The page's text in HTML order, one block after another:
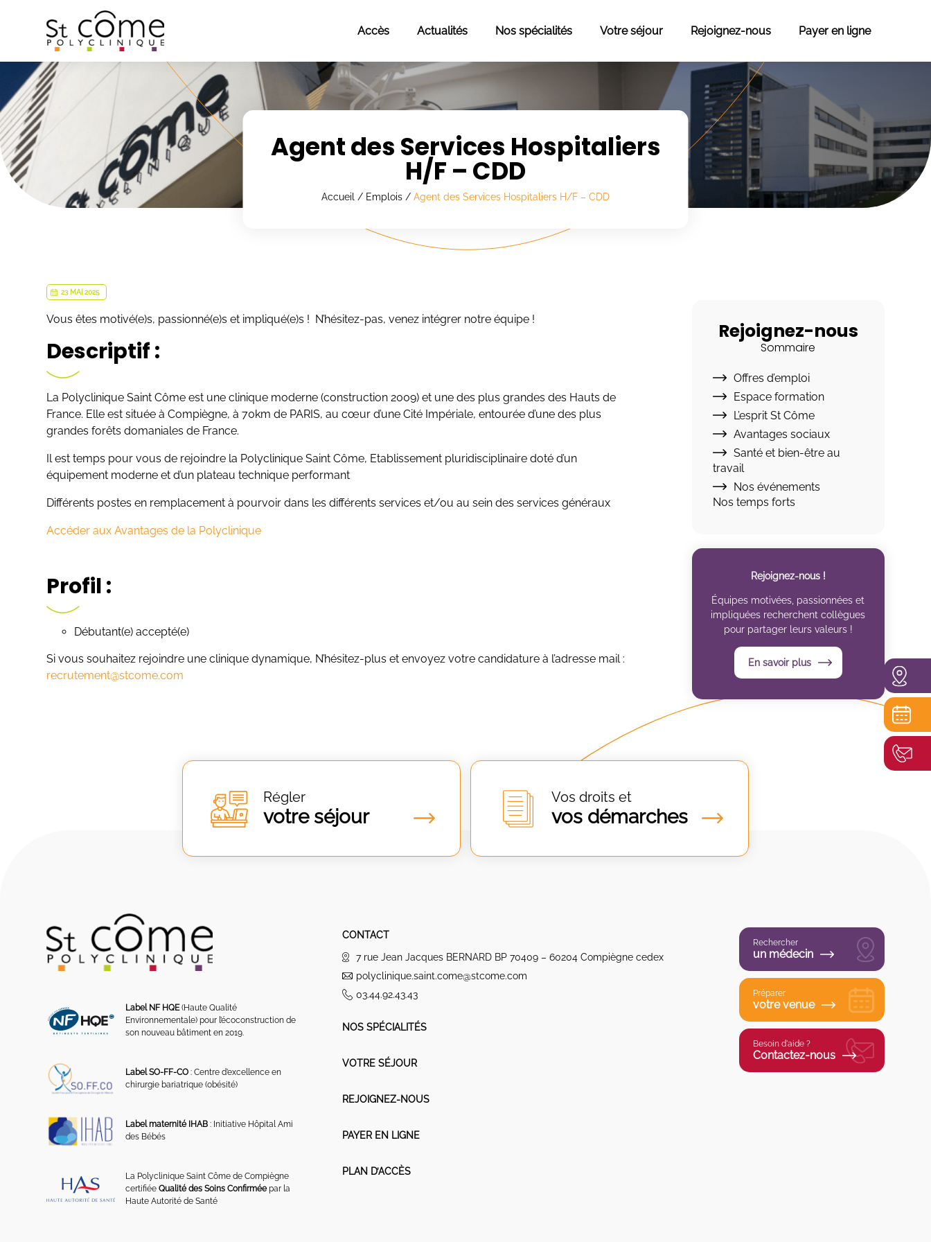
Accès Actualités Nos spécialités Votre séjour Rejoignez-nous Payer en ligne
Agent des Services Hospitaliers
H/F – CDD
Accueil / Emplois / Agent des Services Hospitaliers H/F – CDD
23 MAI 2025
Vous êtes motivé(e)s, passionné(e)s et impliqué(e)s ! N’hésitez-pas, venez intégrer notre équipe !
Descriptif :
La Polyclinique Saint Côme est une clinique moderne (construction 2009) et une des plus grandes des Hauts de
France. Elle est située à Compiègne, à 70km de PARIS, au cœur d’une Cité Impériale, entourée d’une des plus
grandes forêts domaniales de France.
Il est temps pour vous de rejoindre la Polyclinique Saint Côme, Etablissement pluridisciplinaire doté d’un
équipement moderne et d’un plateau technique performant
Différents postes en remplacement à pourvoir dans les différents services et/ou au sein des services généraux
Accéder aux Avantages de la Polyclinique
Profil :
Débutant(e) accepté(e)
Si vous souhaitez rejoindre une clinique dynamique, N’hésitez-plus et envoyez votre candidature à l’adresse mail :
recrutement@stcome.com
Rejoignez-nous
Sommaire
Offres d’emploi
Espace formation
L’esprit St Côme
Avantages sociaux
Santé et bien-être au
travail
Nos événements
Nos temps forts
Rejoignez-nous !
Équipes motivées, passionnées et
impliquées recherchent collègues
pour partager leurs valeurs !
En savoir plus
Régler
votre séjour
Vos droits et
vos démarches
Label NF HQE(Haute Qualité
Environnementale) pour l’écoconstruction de
son nouveau bâtiment en 2019.
Label SO-FF-CO : Centre d’excellence en
chirurgie bariatrique (obésité)
Label maternité IHAB : Initiative Hôpital Ami
des Bébés
La Polyclinique Saint Côme de Compiègne
certifiéeQualité des Soins Confirméepar la
Haute Autorité de Santé
CONTACT
7 rue Jean Jacques BERNARD BP 70409 – 60204 Compiègne cedex
polyclinique.saint.come@stcome.com
03.44.92.43.43
NOS SPÉCIALITÉS
VOTRE SÉJOUR
REJOIGNEZ-NOUS
PAYER EN LIGNE
PLAN D’ACCÈS
Rechercher
un médecin
Préparer
votre venue
Besoin d'aide ?
Contactez-nous